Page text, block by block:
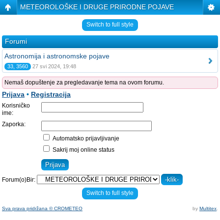
METEOROLOŠKE I DRUGE PRIRODNE POJAVE
Switch to full style
Forumi
Astronomija i astronomske pojave
33, 3560 27 svi 2024, 19:48
Nemaš dopuštenje za pregledavanje tema na ovom forumu.
Prijava • Registracija
Korisničko
ime:
Zaporka:
Automatsko prijavljivanje
Sakrij moj online status
Forum(o)Bir:
Switch to full style
Sva prava pridržana © CROMETEO by Multitex